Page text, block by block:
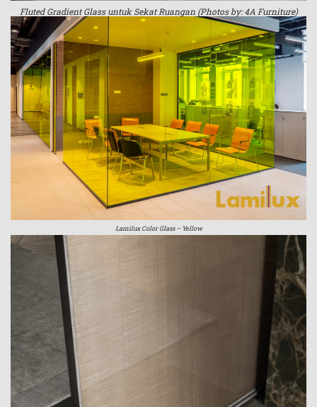
Fluted Gradient Glass untuk Sekat Ruangan (Photos by: 4A Furniture)
Lamilux Color Glass – Yellow